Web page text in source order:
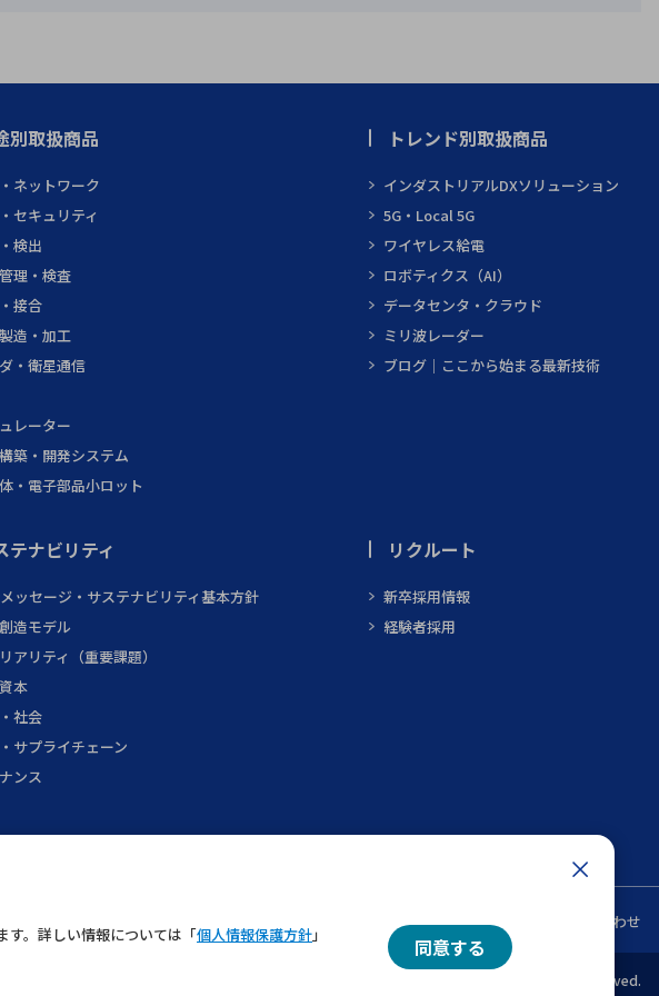
す。詳しい情報については「個人情報保護方針」
同意する
別取扱商品
ネットワーク
セキュリティ
検出
理・検査
接合
造・加工
・衛星通信
レーター
築・開発システム
・電子部品小ロット
トレンド別取扱商品
インダストリアルDXソリューション
5G・Local 5G
ワイヤレス給電
ロボティクス（AI）
データセンタ・クラウド
ミリ波レーダー
ブログ｜ここから始まる最新技術
テナビリティ
ッセージ・サステナビリティ基本方針
造モデル
アリティ（重要課題）
本
社会
サプライチェーン
ンス
リクルート
新卒採用情報
経験者採用
お問い合わせ
© 2022 MARUBUN CORPORATION All Rights Reserved.